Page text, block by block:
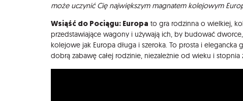
może uczynić Cię największym magnatem kolejowym
Wsiąść do Pociągu: Europa to gra rodzinna o wielkiej,
przedstawiające wagony i używają ich, by budować
kolejowe jak Europa długa i szeroka. To prosta i
dobrą zabawę całej rodzinie, niezależnie od wieku i stopnia